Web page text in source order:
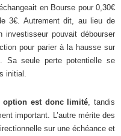
en Bourse pour 0,30€
3€. Autrement dit, au lieu de
investisseur pouvait débourser
pour parier à la hausse sur
Sa seule perte potentielle se
initial.
option est donc limité , tandis
important. L’autre mérite des
sur une échéance et